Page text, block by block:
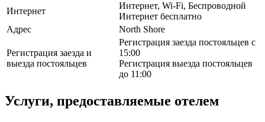
Интернет
Интернет, Wi-Fi, Беспроводной
Интернет бесплатно
Адрес
North Shore
Регистрация заезда и
выезда постояльцев
Регистрация заезда постояльцев с
15:00
Регистрация выезда постояльцев
до 11:00
Услуги, предоставляемые отелем